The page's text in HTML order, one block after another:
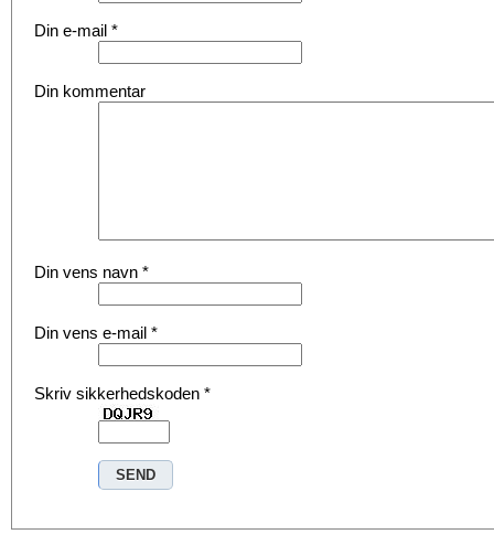
Din e-mail *
Din kommentar
Din vens navn *
Din vens e-mail *
Skriv sikkerhedskoden *